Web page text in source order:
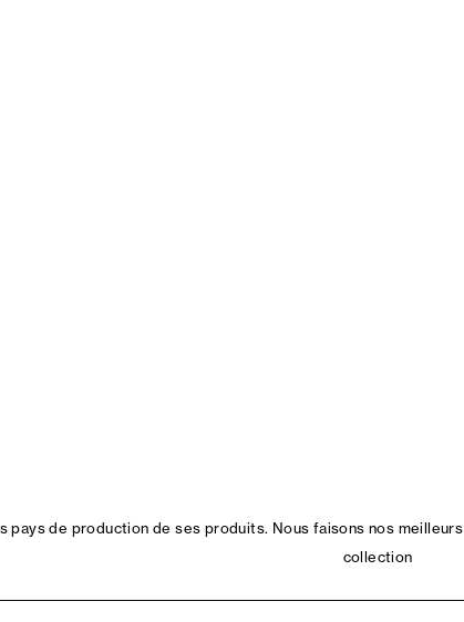
pays de production de ses produits. Nous faisons nos
collection